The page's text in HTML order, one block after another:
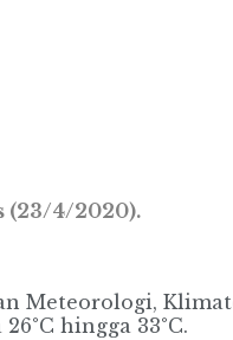
(23/4/2020).
Meteorologi,
hingga 33°C.